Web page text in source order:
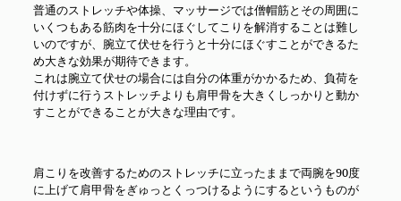
普通のストレッチや体操、マッサージでは僧帽筋とその周囲に
いくつもある筋肉を十分にほぐしてこりを解消することは難し
いのですが、腕立て伏せを行うと十分にほぐすことができるた
め大きな効果が期待できます。
これは腕立て伏せの場合には自分の体重がかかるため、負荷を
付けずに行うストレッチよりも肩甲骨を大きくしっかりと動か
すことができることが大きな理由です。
肩こりを改善するためのストレッチに立ったままで両腕を90度
に上げて肩甲骨をぎゅっとくっつけるようにするというものが